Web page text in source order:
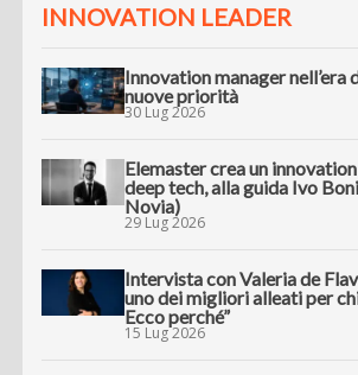
INNOVATION LEADER
Innovation manager nell’era
nuove priorità
30 Lug 2026
Elemaster crea un
deep tech, alla guida Ivo
Novia)
29 Lug 2026
Intervista con Valeria de
uno dei migliori alleati per
Ecco perché”
15 Lug 2026